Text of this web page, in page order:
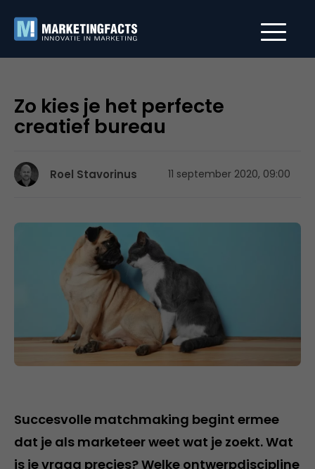
Zo kies je het perfecte
creatief bureau
Roel Stavorinus 11 september 2020, 09:00
Succesvolle matchmaking begint ermee
dat je als marketeer weet wat je zoekt. Wat
is je vraag precies? Welke ontwerpdiscipline